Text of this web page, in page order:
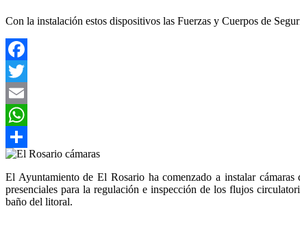
Con la instalación estos dispositivos las Fuerzas y Cuerpos de
Facebook
Twitter
Email
WhatsApp
Compartir
El Ayuntamiento de El Rosario ha comenzado a instalar
presenciales para la regulación e inspección de los flujos
baño del litoral.